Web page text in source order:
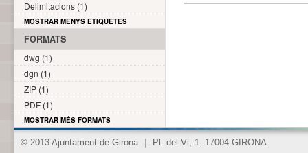
Delimitacions (1)
MOSTRAR MENYS ETIQUETES
FORMATS
dwg (1)
dgn (1)
ZIP (1)
PDF (1)
MOSTRAR MÉS FORMATS
© 2013 Ajuntament de Girona Pl. del Vi, 1. 17004 GIRONA